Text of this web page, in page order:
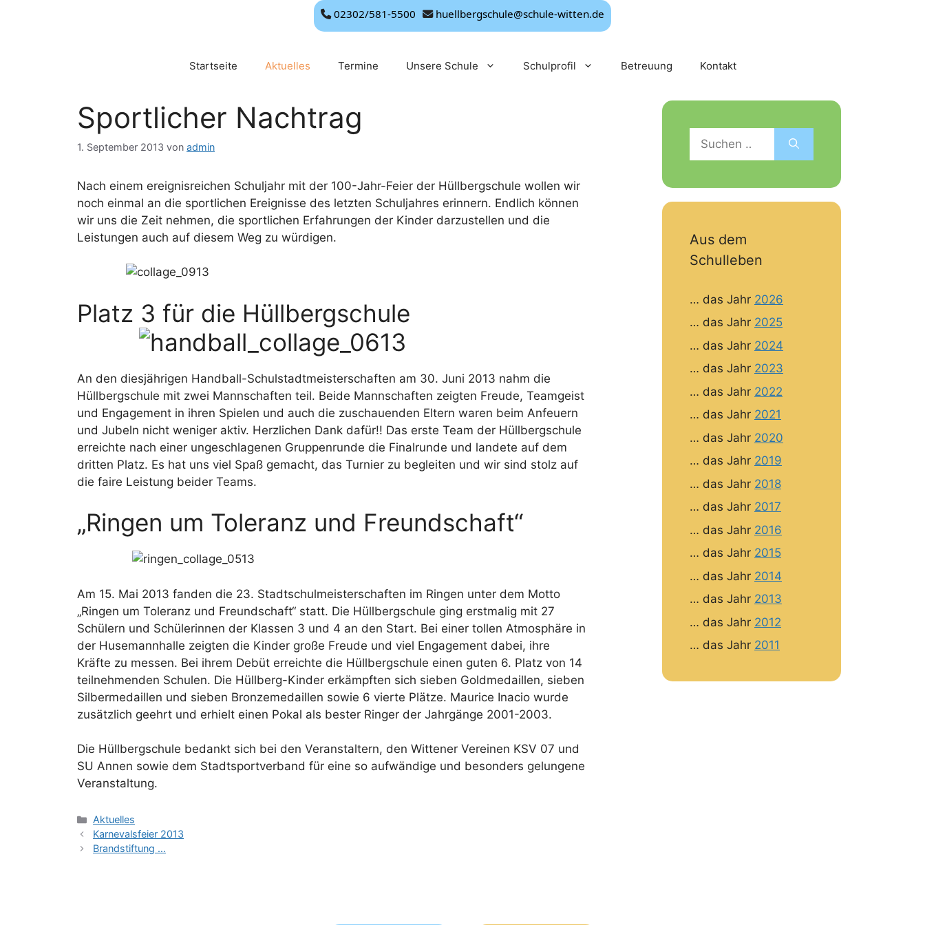
02302/581-5500 huellbergschule@schule-witten.de
Startseite Aktuelles Termine Unsere Schule Schulprofil Betreuung Kontakt
Sportlicher Nachtrag
1. September 2013 von admin
Nach einem ereignisreichen Schuljahr mit der 100-Jahr-Feier der Hüllbergschule wollen wir
noch einmal an die sportlichen Ereignisse des letzten Schuljahres erinnern. Endlich können
wir uns die Zeit nehmen, die sportlichen Erfahrungen der Kinder darzustellen und die
Leistungen auch auf diesem Weg zu würdigen.
Platz 3 für die Hüllbergschule
An den diesjährigen Handball-Schulstadtmeisterschaften am 30. Juni 2013 nahm die
Hüllbergschule mit zwei Mannschaften teil. Beide Mannschaften zeigten Freude, Teamgeist
und Engagement in ihren Spielen und auch die zuschauenden Eltern waren beim Anfeuern
und Jubeln nicht weniger aktiv. Herzlichen Dank dafür!! Das erste Team der Hüllbergschule
erreichte nach einer ungeschlagenen Gruppenrunde die Finalrunde und landete auf dem
dritten Platz. Es hat uns viel Spaß gemacht, das Turnier zu begleiten und wir sind stolz auf
die faire Leistung beider Teams.
„Ringen um Toleranz und Freundschaft“
Am 15. Mai 2013 fanden die 23. Stadtschulmeisterschaften im Ringen unter dem Motto
„Ringen um Toleranz und Freundschaft“ statt. Die Hüllbergschule ging erstmalig mit 27
Schülern und Schülerinnen der Klassen 3 und 4 an den Start. Bei einer tollen Atmosphäre in
der Husemannhalle zeigten die Kinder große Freude und viel Engagement dabei, ihre
Kräfte zu messen. Bei ihrem Debüt erreichte die Hüllbergschule einen guten 6. Platz von 14
teilnehmenden Schulen. Die Hüllberg-Kinder erkämpften sich sieben Goldmedaillen, sieben
Silbermedaillen und sieben Bronzemedaillen sowie 6 vierte Plätze. Maurice Inacio wurde
zusätzlich geehrt und erhielt einen Pokal als bester Ringer der Jahrgänge 2001-2003.
Die Hüllbergschule bedankt sich bei den Veranstaltern, den Wittener Vereinen KSV 07 und
SU Annen sowie dem Stadtsportverband für eine so aufwändige und besonders gelungene
Veranstaltung.
Kategorien
Aktuelles
Karnevalsfeier 2013
Brandstiftung …
nach:
Aus dem
Schulleben
… das Jahr 2026
… das Jahr 2025
… das Jahr 2024
… das Jahr 2023
… das Jahr 2022
… das Jahr 2021
… das Jahr 2020
… das Jahr 2019
… das Jahr 2018
… das Jahr 2017
… das Jahr 2016
… das Jahr 2015
… das Jahr 2014
… das Jahr 2013
… das Jahr 2012
… das Jahr 2011